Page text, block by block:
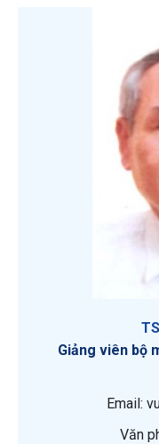
Giảng viên bộ
Email:
Văn